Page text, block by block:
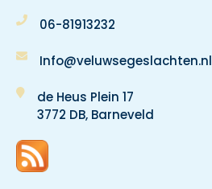
06-81913232
Info@veluwsegeslachten.nl
de Heus Plein 17
3772 DB, Barneveld